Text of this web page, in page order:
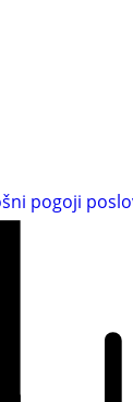
pogoji